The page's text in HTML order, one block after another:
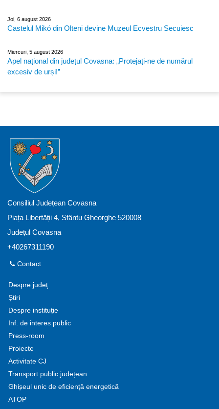
Joi, 6 august 2026
Castelul Mikó din Olteni devine Muzeul Ecvestru Secuiesc
Miercuri, 5 august 2026
Apel național din județul Covasna: „Protejați-ne de numărul
excesiv de urși!”
Consiliul Județean Covasna
Piața Libertății 4, Sfântu Gheorghe 520008
Județul Covasna
+40267311190
Contact
Despre judeţ
Știri
Despre instituție
Inf. de interes public
Press-room
Proiecte
Activitate CJ
Transport public județean
Ghișeul unic de eficiență energetică
ATOP